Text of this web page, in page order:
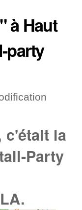
à Haut
party
c'était la
Party